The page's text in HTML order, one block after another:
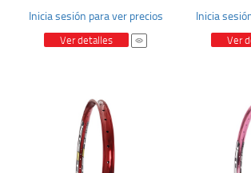
Inicia sesión para ver precios
Ver detalles
Inicia
Ver